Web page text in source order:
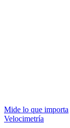
Mide lo que importa
Velocimetría